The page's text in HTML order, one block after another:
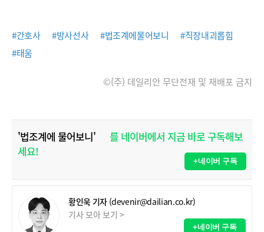
#간호사 #방사선사 #법조계에물어보니
#직장내괴롭힘
#태움
©(주) 데일리안 무단전재 및 재배포 금지
'법조계에 물어보니'
를 네이버에서 지금 바로 구독해보
세요!
+네이버 구독
황인욱 기자 (devenir@dailian.co.kr)
기사 모아 보기 >
+네이버 구독